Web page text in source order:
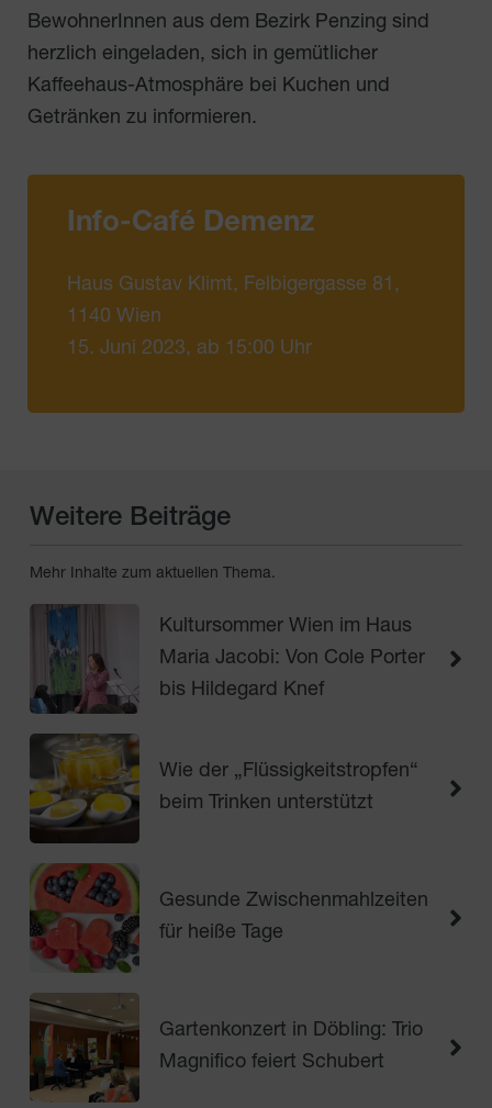
BewohnerInnen aus dem Bezirk Penzing sind
herzlich eingeladen, sich in gemütlicher
Kaffeehaus-Atmosphäre bei Kuchen und
Getränken zu informieren.
Info-Café Demenz
Haus Gustav Klimt, Felbigergasse 81,
1140 Wien
15. Juni 2023, ab 15:00 Uhr
Weitere Beiträge
Mehr Inhalte zum aktuellen Thema.
Kultursommer Wien im Haus
Maria Jacobi: Von Cole Porter
bis Hildegard Knef
Wie der „Flüssigkeitstropfen“
beim Trinken unterstützt
Gesunde Zwischenmahlzeiten
für heiße Tage
Gartenkonzert in Döbling: Trio
Magnifico feiert Schubert